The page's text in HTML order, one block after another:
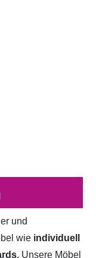
und
wie individuell
Unsere Möbel